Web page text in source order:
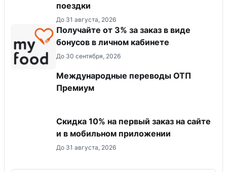
поездки
До 31 августа, 2026
Получайте от 3% за заказ в виде
бонусов в личном кабинете
До 30 сентября, 2026
Международные переводы ОТП
Премиум
Скидка 10% на первый заказ на сайте
и в мобильном приложении
До 31 августа, 2026